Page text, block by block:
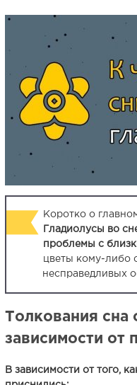
Коротко о
Гладиолусы во
проблемы с
цветы кому-либо
несправедливых
Толкования сна
зависимости от
В зависимости от того,